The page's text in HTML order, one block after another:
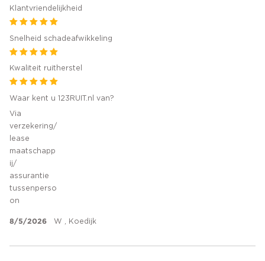
Klantvriendelijkheid
Snelheid schadeafwikkeling
Kwaliteit ruitherstel
Waar kent u 123RUIT.nl van?
Via
verzekering/
lease
maatschapp
ij/
assurantie
tussenperso
on
8/5/2026 W , Koedijk